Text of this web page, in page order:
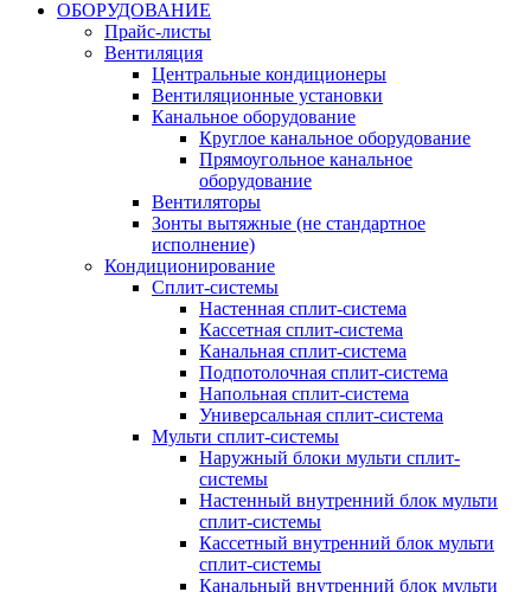
ОБОРУДОВАНИЕ
Прайс-листы
Вентиляция
Центральные кондиционеры
Вентиляционные установки
Канальное оборудование
Круглое канальное оборудование
Прямоугольное канальное
оборудование
Вентиляторы
Зонты вытяжные (не стандартное
исполнение)
Кондиционирование
Сплит-системы
Настенная сплит-система
Кассетная сплит-система
Канальная сплит-система
Подпотолочная сплит-система
Напольная сплит-система
Универсальная сплит-система
Мульти сплит-системы
Наружный блоки мульти сплит-
системы
Настенный внутренний блок мульти
сплит-системы
Кассетный внутренний блок мульти
сплит-системы
Канальный внутренний блок мульти